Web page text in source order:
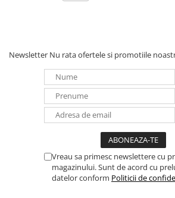
Newsletter Nu rata ofertele si promotiile
Vreau sa primesc newslettere cu
magazinului. Sunt de acord cu
datelor conform Politicii de